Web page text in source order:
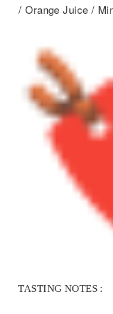
/ Orange Juice /
TASTING NOTES :